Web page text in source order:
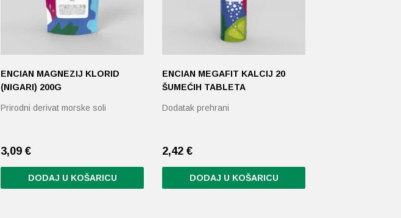
ENCIAN MAGNEZIJ KLORID
(NIGARI) 200G
Prirodni derivat morske soli
3,09 €
DODAJ U KOŠARICU
ENCIAN MEGAFIT KALCIJ 20
ŠUMEĆIH TABLETA
Dodatak prehrani
2,42 €
DODAJ U KOŠARICU